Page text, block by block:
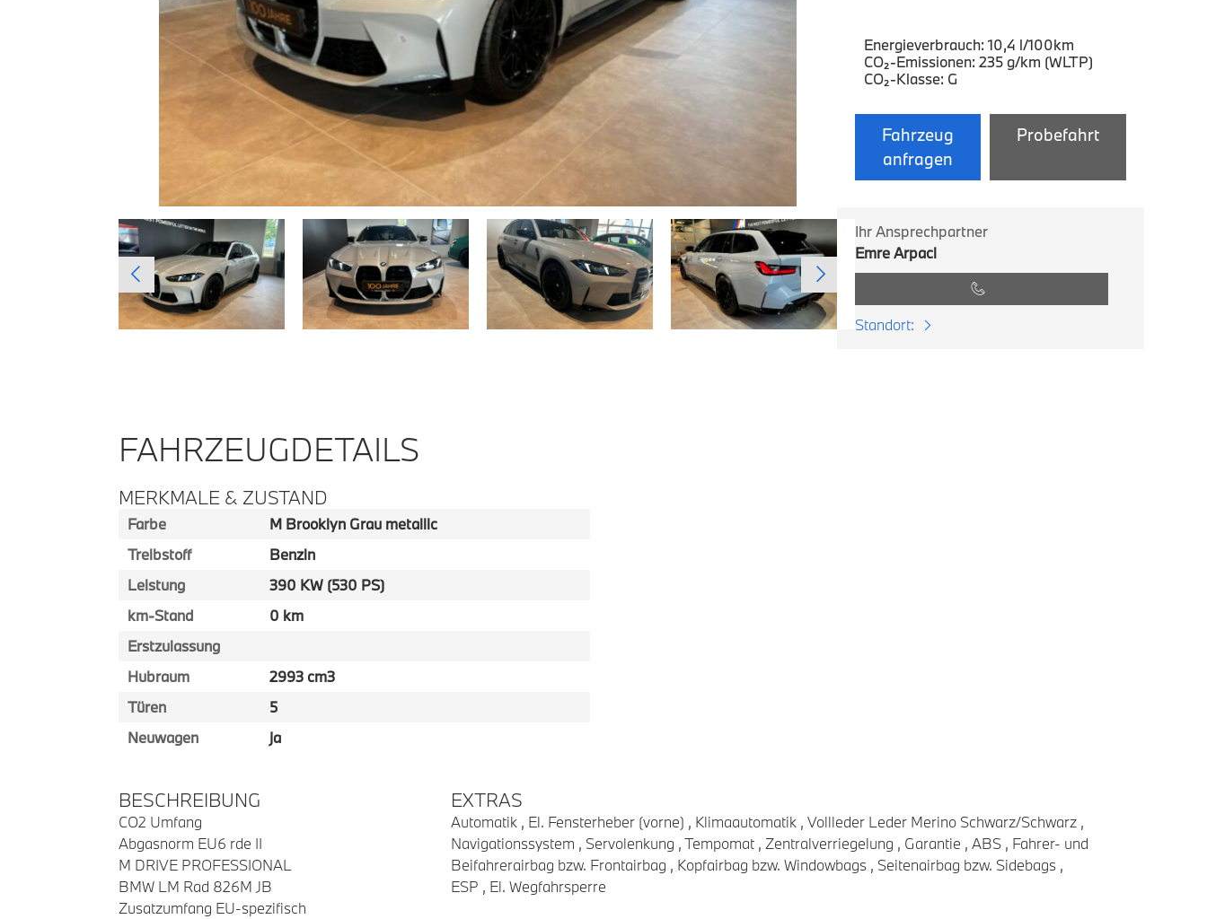
Energieverbrauch: 10,4 l/100km
CO₂-Emissionen: 235 g/km (WLTP)
CO₂-Klasse: G
Fahrzeug
anfragen
Probefahrt
Ihr Ansprechpartner
Emre Arpaci
Standort:
FAHRZEUGDETAILS
MERKMALE & ZUSTAND
Farbe
M Brooklyn Grau metallic
Treibstoff
Benzin
Leistung
390 KW (530 PS)
km-Stand
0 km
Erstzulassung
Hubraum
2993 cm3
Türen
5
Neuwagen
ja
BESCHREIBUNG
CO2 Umfang
Abgasnorm EU6 rde II
M DRIVE PROFESSIONAL
BMW LM Rad 826M JB
Zusatzumfang EU-spezifisch
EXTRAS
Automatik , El. Fensterheber (vorne) , Klimaautomatik , Vollleder Leder Merino Schwarz/Schwarz ,
Navigationssystem , Servolenkung , Tempomat , Zentralverriegelung , Garantie , ABS , Fahrer- und
Beifahrerairbag bzw. Frontairbag , Kopfairbag bzw. Windowbags , Seitenairbag bzw. Sidebags ,
ESP , El. Wegfahrsperre